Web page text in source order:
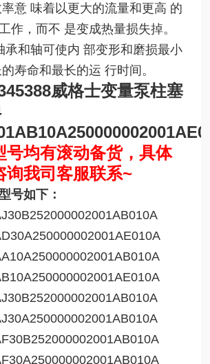
意 味着以更大的流量和更高 的
作，而不 是变成热量损失掉。
承和轴可使内 部变形和磨损最小
寿命和最长的运 行时间。
威格士变量泵柱塞
号均有滚动备货，具体
询我司客服联系~
号如下：